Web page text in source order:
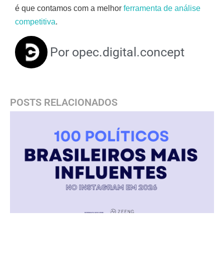
é que contamos com a melhor ferramenta de análise
competitiva.
Por opec.digital.concept
POSTS RELACIONADOS